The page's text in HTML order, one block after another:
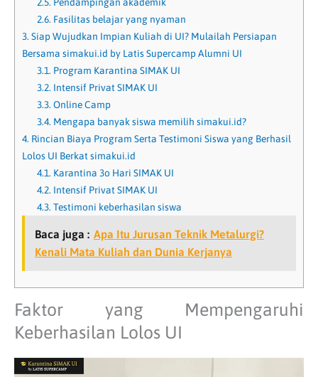
2.5. Pendampingan akademik
2.6. Fasilitas belajar yang nyaman
3. Siap Wujudkan Impian Kuliah di UI? Mulailah Persiapan
Bersama simakui.id by Latis Supercamp Alumni UI
3.1. Program Karantina SIMAK UI
3.2. Intensif Privat SIMAK UI
3.3. Online Camp
3.4. Mengapa banyak siswa memilih simakui.id?
4. Rincian Biaya Program Serta Testimoni Siswa yang Berhasil
Lolos UI Berkat simakui.id
4.1. Karantina 3o Hari SIMAK UI
4.2. Intensif Privat SIMAK UI
4.3. Testimoni keberhasilan siswa
Baca juga : Apa Itu Jurusan Teknik Metalurgi?
Kenali Mata Kuliah dan Dunia Kerjanya
Faktor yang Mempengaruhi
Keberhasilan Lolos UI